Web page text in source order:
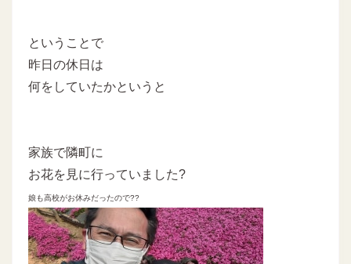
ということで
昨日の休日は
何をしていたかというと
家族で隣町に
お花を見に行っていました?
娘も高校がお休みだったので??